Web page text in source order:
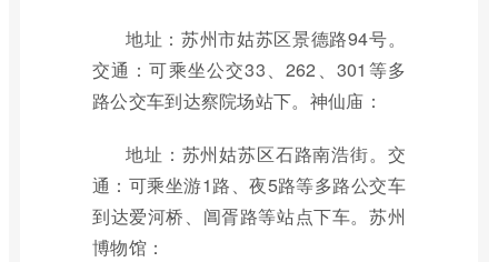
地址：苏州市姑苏区景德路94号。
交通：可乘坐公交33、262、301等多
路公交车到达察院场站下。神仙庙：
地址：苏州姑苏区石路南浩街。交
通：可乘坐游1路、夜5路等多路公交车
到达爱河桥、阊胥路等站点下车。苏州
博物馆：